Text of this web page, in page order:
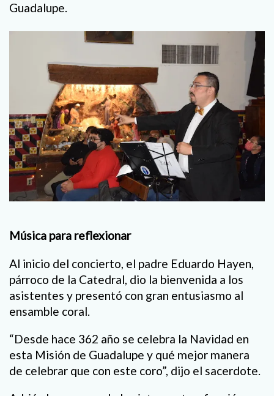
Guadalupe.
Música para reflexionar
Al inicio del concierto, el padre Eduardo Hayen,
párroco de la Catedral, dio la bienvenida a los
asistentes y presentó con gran entusiasmo al
ensamble coral.
“Desde hace 362 año se celebra la Navidad en
esta Misión de Guadalupe y qué mejor manera
de celebrar que con este coro”, dijo el sacerdote.